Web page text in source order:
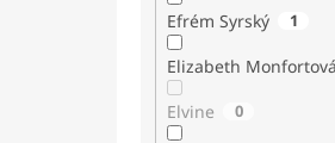
Efrém Syrský 1
Elizabeth Monfortová
Elvine 0